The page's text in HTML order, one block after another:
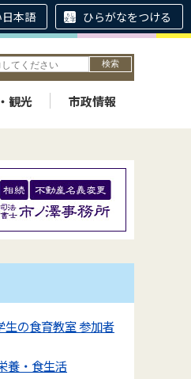
本語 ひらがなをつける
観光 市政情報
生の食育教室 参加者
・食生活